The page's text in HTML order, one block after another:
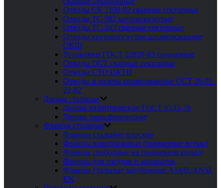
Отводы СК 2109-92 сварные секторные
Отводы ТС-582 крутоизогнутые
Отводы ТС-583 сварные секторные
Отводы крутоизогнутые штампосварные
ОКШ
Угольники ГОСТ 22820-83 приварные
Отводы ОСТ сварные секторные
Отводы СТО ЦКТИ
Отводы и колена штампованные ОСТ 26-01-
22-82
Днища стальные
Днища эллиптические ГОСТ 6533-78
Днища торосферические
Фланцы стальные
Фланцы стальные плоские
Фланцы воротниковые (приварные встык)
Фланцы свободные на приварном кольце
Фланцы для сосудов и аппаратов
Фланцы стальные зарубежные ASME/ANSI,
EN